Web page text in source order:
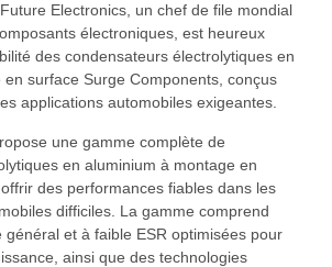
Future Electronics, un chef de file mondial
électroniques, est heureux
des condensateurs électrolytiques en
surface Surge Components, conçus
applications automobiles exigeantes.
une gamme complète de
en aluminium à montage en
des performances fiables dans les
difficiles. La gamme comprend
général et à faible ESR optimisées pour
ainsi que des technologies